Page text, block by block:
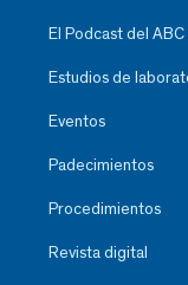
El Podcast del ABC
Estudios de
Eventos
Padecimientos
Procedimientos
Revista digital